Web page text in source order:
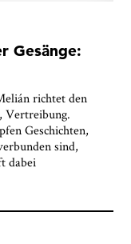
Gesänge:
richtet den
Vertreibung.
Geschichten,
sind,
dabei